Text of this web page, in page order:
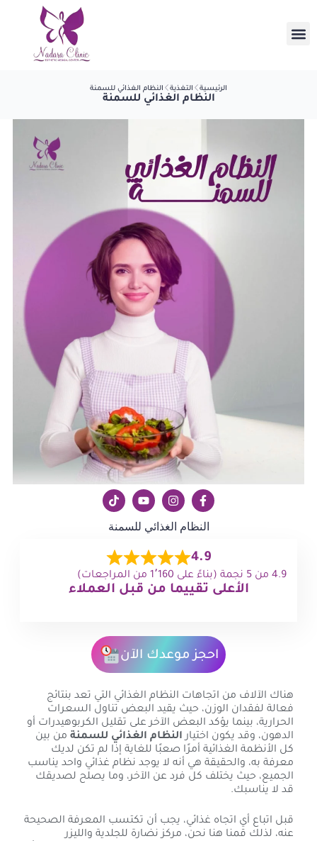
الرئيسية التغذية النظام الغذائي للسمنة
النظام الغذائي للسمنة
النظام الغذائي للسمنة
4.9
4.9 من 5 نجمة (بناءً على 1٬160 من المراجعات)
الأعلى تقييما من قبل العملاء
احجز موعدك الآن
هناك الآلاف من اتجاهات النظام الغذائي التي تعد بنتائج
فعالة لفقدان الوزن، حيث يقيد البعض تناول السعرات
الحرارية، بينما يؤكد البعض الآخر على تقليل الكربوهيدرات أو
الدهون، وقد يكون اختيار النظام الغذائي للسمنةمن بين
كل الأنظمة الغذائية أمرًا صعبًا للغاية إذا لم تكن لديك
معرفة به، والحقيقة هي أنه لا يوجد نظام غذائي واحد يناسب
الجميع، حيث يختلف كل فرد عن الآخر، وما يصلح لصديقك
قد لا يناسبك.
قبل اتباع أي اتجاه غذائي، يجب أن تكتسب المعرفة الصحيحة
عنه، لذلك قمنا هنا نحن، مركز نضارة للجلدية والليزر